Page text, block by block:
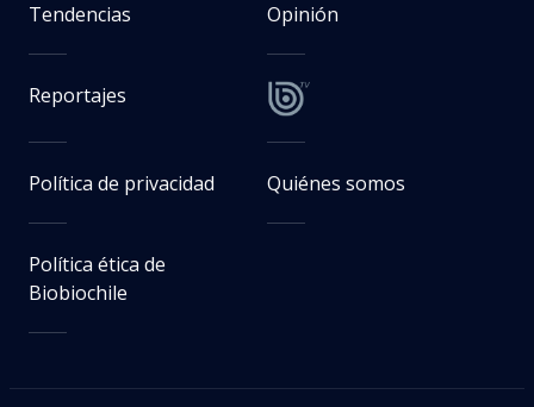
Tendencias Opinión
Reportajes
Política de privacidad Quiénes somos
Política ética de
Biobiochile